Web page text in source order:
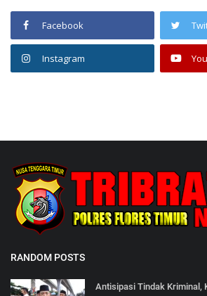
Facebook
Instagram
RANDOM POSTS
Antisipasi Tindak Kriminal,